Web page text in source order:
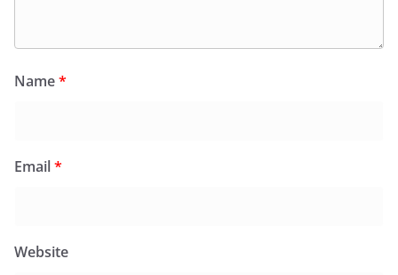
Name*
Email*
Website